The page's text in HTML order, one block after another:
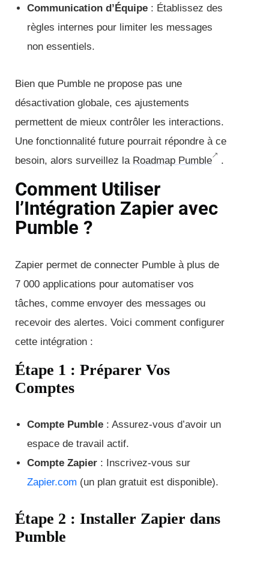
Communication d’Équipe : Établissez des
règles internes pour limiter les messages
non essentiels.
Bien que Pumble ne propose pas une
désactivation globale, ces ajustements
permettent de mieux contrôler les interactions.
Une fonctionnalité future pourrait répondre à ce
besoin, alors surveillez la Roadmap Pumble .
Comment Utiliser
l’Intégration Zapier avec
Pumble ?
Zapier permet de connecter Pumble à plus de
7 000 applications pour automatiser vos
tâches, comme envoyer des messages ou
recevoir des alertes. Voici comment configurer
cette intégration :
Étape 1 : Préparer Vos
Comptes
Compte Pumble : Assurez-vous d’avoir un
espace de travail actif.
Compte Zapier : Inscrivez-vous sur
Zapier.com (un plan gratuit est disponible).
Étape 2 : Installer Zapier dans
Pumble